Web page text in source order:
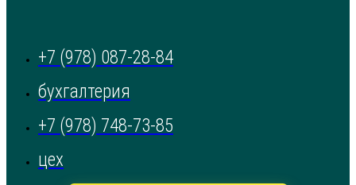
+7 (978) 087-28-84
бухгалтерия
+7 (978) 748-73-85
цех